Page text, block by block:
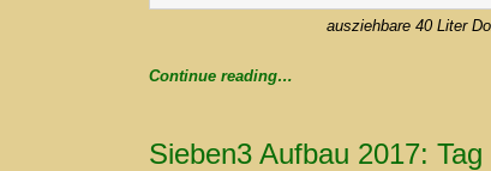
ausziehbare 40 Liter
Continue reading…
Sieben3 Aufbau 2017: